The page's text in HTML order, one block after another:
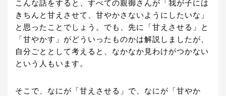
こんな話をすると、すべての親御さんが「我が子には
きちんと甘えさせて、甘やかさないようにしたいな」
と思ったことでしょう。でも、先に「甘えさせる」と
「甘やかす」がどういったものかは解説しましたが、
自分ごととして考えると、なかなか見わけがつかない
という人もいます。
そこで、なにが「甘えさせる」で、なにが「甘やか